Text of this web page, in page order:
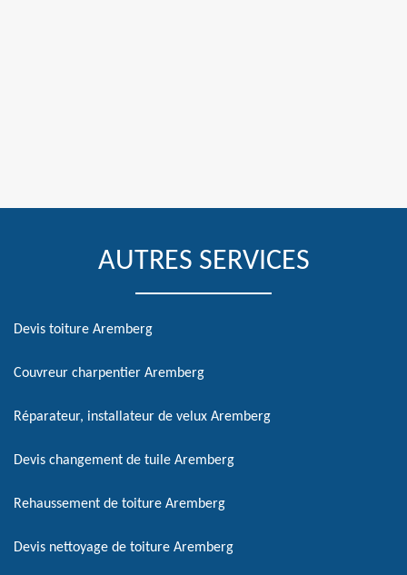
AUTRES SERVICES
Devis toiture Aremberg
Couvreur charpentier Aremberg
Réparateur, installateur de velux Aremberg
Devis changement de tuile Aremberg
Rehaussement de toiture Aremberg
Devis nettoyage de toiture Aremberg